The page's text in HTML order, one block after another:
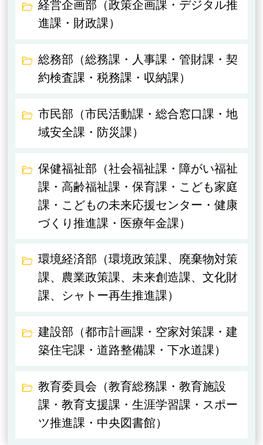
経営企画部（政策企画課・デジタル推
進課・財政課）
総務部（総務課・人事課・管財課・契
約検査課・税務課・収納課）
市民部（市民活動課・総合窓口課・地
域安全課・防災課）
保健福祉部（社会福祉課・障がい福祉
課・高齢福祉課・保育課・こども家庭
課・こどもの未来応援センター・健康
づくり推進課・医療年金課）
環境経済部（環境政策課、廃棄物対策
課、農業政策課、未来創造課、文化財
課、シャトー再生推進課）
建設部（都市計画課・空家対策課・建
築住宅課・道路整備課・下水道課）
教育委員会（教育総務課・教育施設
課・教育支援課・生涯学習課・スポー
ツ推進課・中央図書館）